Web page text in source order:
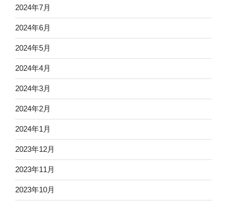
2024年7月
2024年6月
2024年5月
2024年4月
2024年3月
2024年2月
2024年1月
2023年12月
2023年11月
2023年10月